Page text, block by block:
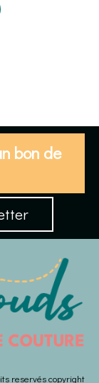
bon de
reservés copyright